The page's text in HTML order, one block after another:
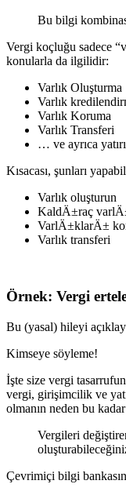
Bu bilgi
Vergi koçluğu sadece
konularla da ilgilidir:
Varlık Oluşturma
Varlık
Varlık Koruma
Varlık Transferi
… ve ayrıca
Kısacası, şunları
Varlık oluşturun
KaldÄ±raç
VarlÄ±klarÄ±
Varlık transferi
Örnek: Vergi
Bu (yasal) hileyi
Kimseye söyleme!
İşte size vergi
vergi, girişimcilik ve
olmanın neden bu
Vergileri
Çevrimiçi bilgi